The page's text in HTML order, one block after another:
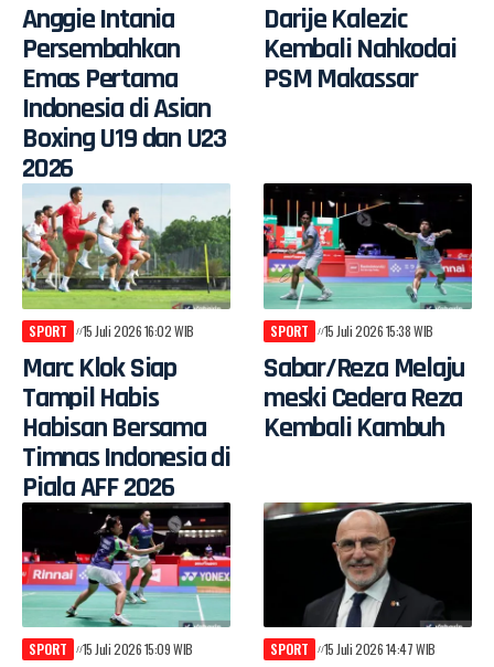
Anggie Intania
Persembahkan
Emas Pertama
Indonesia di Asian
Boxing U19 dan U23
2026
Darije Kalezic
Kembali Nahkodai
PSM Makassar
SPORT 15 Juli 2026 16:02 WIB
Marc Klok Siap
Tampil Habis
Habisan Bersama
Timnas Indonesia di
Piala AFF 2026
SPORT 15 Juli 2026 15:38 WIB
Sabar/Reza Melaju
meski Cedera Reza
Kembali Kambuh
SPORT 15 Juli 2026 15:09 WIB SPORT 15 Juli 2026 14:47 WIB